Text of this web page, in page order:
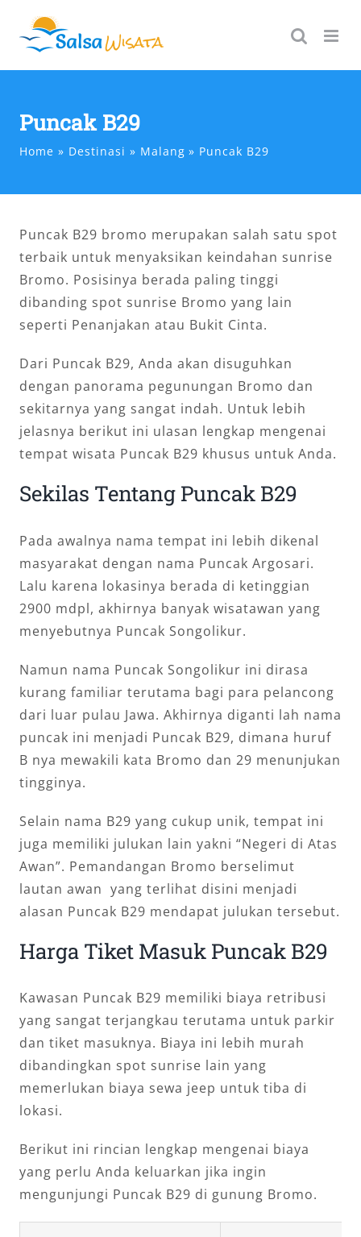
content
Puncak B29
Home Destinasi Malang Puncak B29
Puncak B29 bromo merupakan salah satu spot
terbaik untuk menyaksikan keindahan sunrise
Bromo. Posisinya berada paling tinggi
dibanding spot sunrise Bromo yang lain
seperti Penanjakan atau Bukit Cinta.
Dari Puncak B29, Anda akan disuguhkan
dengan panorama pegunungan Bromo dan
sekitarnya yang sangat indah. Untuk lebih
jelasnya berikut ini ulasan lengkap mengenai
tempat wisata Puncak B29 khusus untuk Anda.
Sekilas Tentang Puncak B29
Pada awalnya nama tempat ini lebih dikenal
masyarakat dengan nama Puncak Argosari.
Lalu karena lokasinya berada di ketinggian
2900 mdpl, akhirnya banyak wisatawan yang
menyebutnya Puncak Songolikur.
Namun nama Puncak Songolikur ini dirasa
kurang familiar terutama bagi para pelancong
dari luar pulau Jawa. Akhirnya diganti lah nama
puncak ini menjadi Puncak B29, dimana huruf
B nya mewakili kata Bromo dan 29 menunjukan
tingginya.
Selain nama B29 yang cukup unik, tempat ini
juga memiliki julukan lain yakni “Negeri di Atas
Awan”. Pemandangan Bromo berselimut
lautan awan yang terlihat disini menjadi
alasan Puncak B29 mendapat julukan tersebut.
Harga Tiket Masuk Puncak B29
Kawasan Puncak B29 memiliki biaya retribusi
yang sangat terjangkau terutama untuk parkir
dan tiket masuknya. Biaya ini lebih murah
dibandingkan spot sunrise lain yang
memerlukan biaya sewa jeep untuk tiba di
lokasi.
Berikut ini rincian lengkap mengenai biaya
yang perlu Anda keluarkan jika ingin
mengunjungi Puncak B29 di gunung Bromo.